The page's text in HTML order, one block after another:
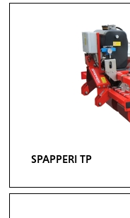
SPAPPERI TP